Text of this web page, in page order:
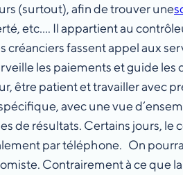
(surtout), afin de trouver une
etc…. Il appartient au
créanciers fassent appel aux
les paiements et guide
être patient et travailler avec
avec une vue
de résultats. Certains jours,
par téléphone. On
Contrairement à ce que